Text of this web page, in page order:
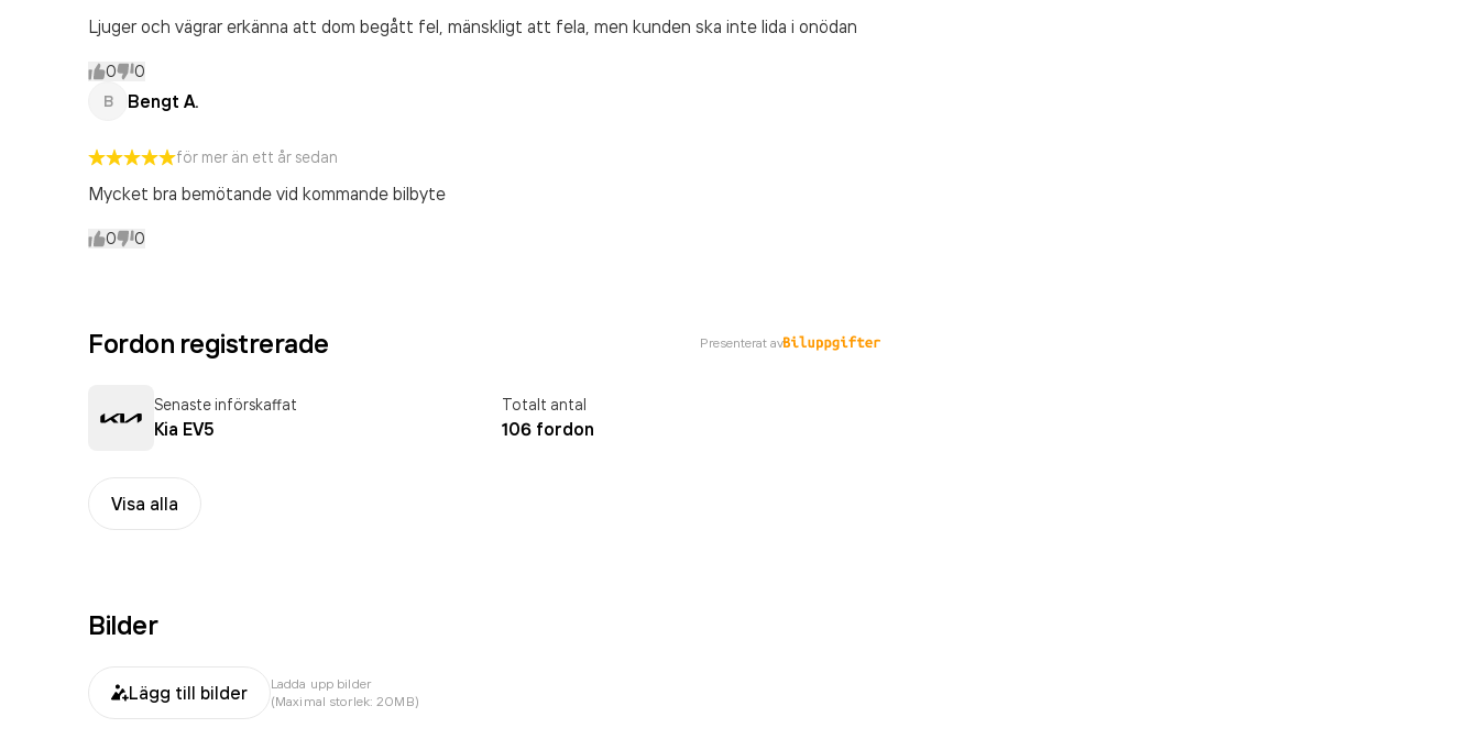
Ljuger och vägrar erkänna att dom begått fel, mänskligt att fela, men kunden ska inte lida i onödan
0 0
B Bengt A.
för mer än ett år sedan
Mycket bra bemötande vid kommande bilbyte
0 0
Fordon registrerade Presenterat av
Senaste införskaffat
Kia EV5
Totalt antal
106 fordon
Visa alla
Bilder
Lägg till bilder
Ladda upp bilder
(Maximal storlek: 20MB)